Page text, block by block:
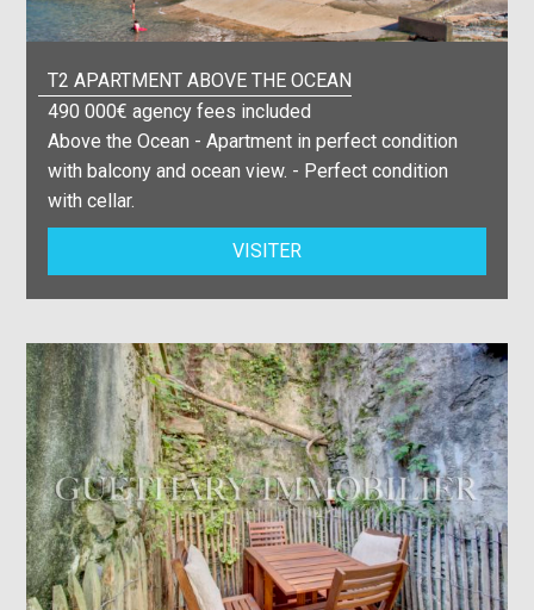
T2 APARTMENT ABOVE THE OCEAN
490 000€ agency fees included
Above the Ocean - Apartment in perfect condition
with balcony and ocean view. - Perfect condition
with cellar.
VISITER